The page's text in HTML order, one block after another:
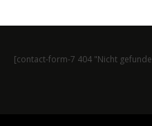
[contact-form-7 404 "Nicht